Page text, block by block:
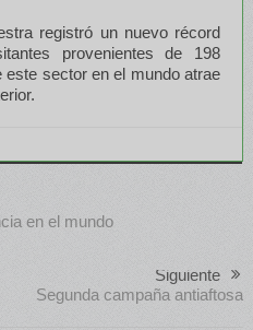
registró un nuevo récord
provenientes de 198
este sector en el mundo atrae
en el mundo
Siguiente
Segunda campaña antiaftosa